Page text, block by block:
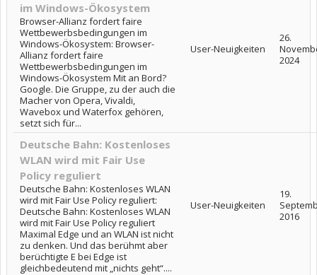
im Windows-Ökosystem
Browser-Allianz fordert faire
Wettbewerbsbedingungen im
Windows-Ökosystem: Browser-
Allianz fordert faire
Wettbewerbsbedingungen im
Windows-Ökosystem Mit an Bord?
Google. Die Gruppe, zu der auch die
Macher von Opera, Vivaldi,
Wavebox und Waterfox gehören,
setzt sich für...
User-Neuigkeiten
26.
2024
Deutsche Bahn: Kostenloses
WLAN wird mit Fair Use
Policy reguliert
Deutsche Bahn: Kostenloses WLAN
wird mit Fair Use Policy reguliert:
Deutsche Bahn: Kostenloses WLAN
wird mit Fair Use Policy reguliert
Maximal Edge und an WLAN ist nicht
zu denken. Und das berühmt aber
berüchtigte E bei Edge ist
gleichbedeutend mit „nichts geht“....
User-Neuigkeiten
19.
2016